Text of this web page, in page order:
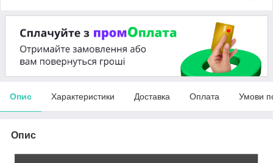
Опис Характеристики Доставка Оплата Умови
Опис